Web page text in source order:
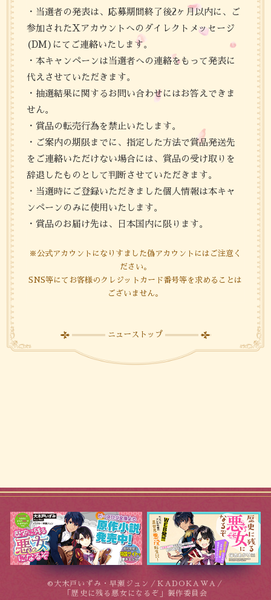
・当選者の発表は、応募期間終了後2ヶ月以内に、ご
参加されたXアカウントへのダイレクトメッセージ
(DM)にてご連絡いたします。
・本キャンペーンは当選者への連絡をもって発表に
代えさせていただきます。
・抽選結果に関するお問い合わせにはお答えできま
せん。
・賞品の転売行為を禁止いたします。
・ご案内の期限までに、指定した方法で賞品発送先
をご連絡いただけない場合には、賞品の受け取りを
辞退したものとして判断させていただきます。
・当選時にご登録いただきました個人情報は本キャ
ンペーンのみに使用いたします。
・賞品のお届け先は、日本国内に限ります。
※公式アカウントになりすました偽アカウントにはご注意く
ださい。
SNS等にてお客様のクレジットカード番号等を求めることは
ございません。
ニューストップ
©大木戸いずみ・早瀬ジュン／KADOKAWA／
「歴史に残る悪女になるぞ」製作委員会